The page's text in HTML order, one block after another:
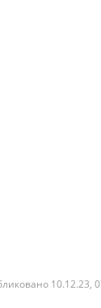
10.12.23,